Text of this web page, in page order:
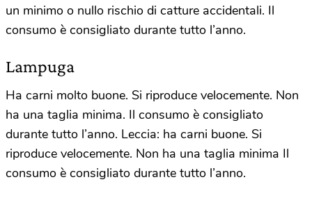
un minimo o nullo rischio di catture accidentali. Il
consumo è consigliato durante tutto l’anno.
Lampuga
Ha carni molto buone. Si riproduce velocemente. Non
ha una taglia minima. Il consumo è consigliato
durante tutto l’anno. Leccia: ha carni buone. Si
riproduce velocemente. Non ha una taglia minima Il
consumo è consigliato durante tutto l’anno.